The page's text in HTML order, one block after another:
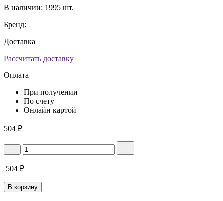
В наличии: 1995 шт.
Бренд:
Доставка
Рассчитать доставку
Оплата
При получении
По счету
Онлайн картой
504 ₽
504 ₽
В корзину